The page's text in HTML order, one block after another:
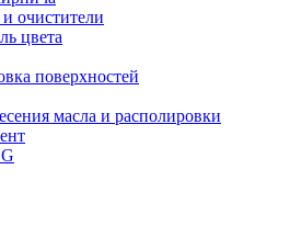
очистители
цвета
поверхностей
масла и располировки